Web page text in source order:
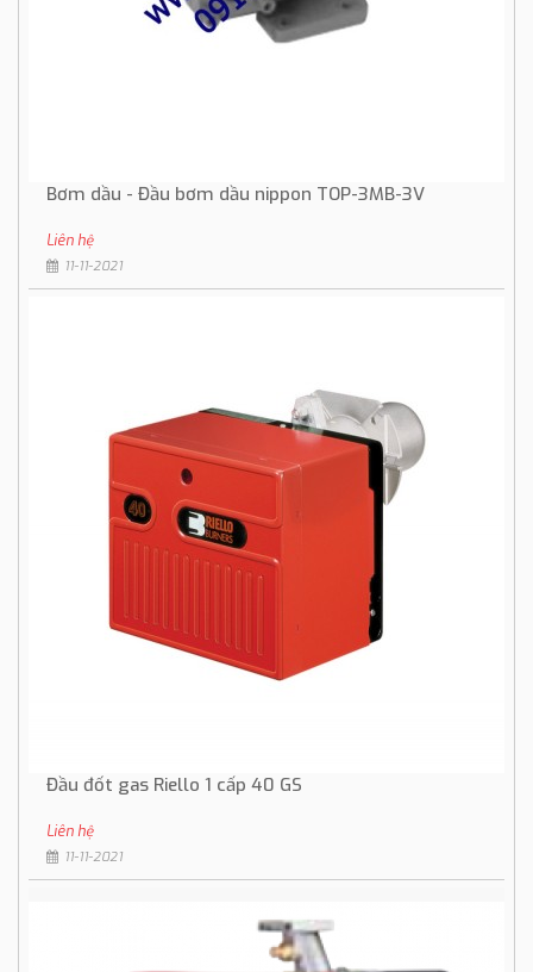
Bơm dầu - Đầu bơm dầu nippon TOP-3MB-3V
Liên hệ
11-11-2021
Đầu đốt gas Riello 1 cấp 40 GS
Liên hệ
11-11-2021